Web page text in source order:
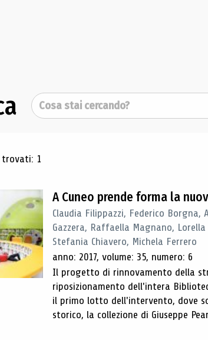
Cerca
di ricerca
trovati: 1
A Cuneo prende forma la
Claudia Filippazzi, Federico Borgna,
Gazzera, Raffaella Magnano,
Stefania Chiavero, Michela Ferrero
anno: 2017, volume: 35, numero: 6
Il progetto di rinnovamento della
riposizionamento dell'intera
il primo lotto dell'intervento, dove
storico, la collezione di Giuseppe